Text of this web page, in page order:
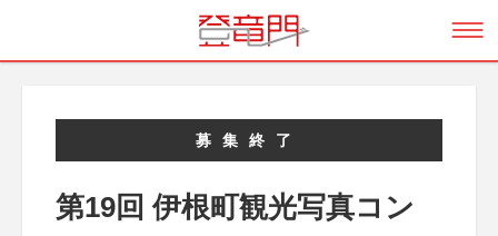
募集終了
第19回 伊根町観光写真コン